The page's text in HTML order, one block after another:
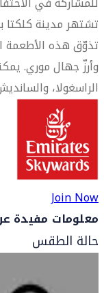
تشتهر مدينة كلكتا
تذوّق هذه الأطعمة
وأرزّ جهال موري.
الراسغولا،
Join Now
معلومات مفيدة
حالة الطقس